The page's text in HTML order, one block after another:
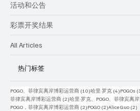
活动和公告
彩票开奖结果
All Articles
热门标签
POGO、菲律宾离岸博彩运营商 (10)10 篇文章
哈里·罗克 (4)4 篇文章
POGOs
菲律宾离岸博彩运营商 (2)2 篇文章
哈里·罗克、POGO、菲律宾离
POGO，菲律宾离岸博彩运营商 (2)2 篇文章
POGO (2)2 篇文章
Alice Guo (2)